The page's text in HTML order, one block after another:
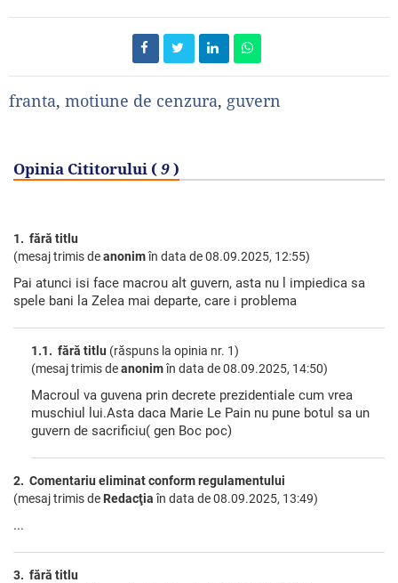
franta, motiune de cenzura, guvern
Opinia Cititorului (9)
1. fără titlu
(mesaj trimis deanonimîn data de08.09.2025, 12:55)
Pai atunci isi face macrou alt guvern, asta nu l impiedica sa
spele bani la Zelea mai departe, care i problema
1.1. fără titlu (răspuns la opinia nr. 1)
(mesaj trimis deanonimîn data de08.09.2025, 14:50)
Macroul va guvena prin decrete prezidentiale cum vrea
muschiul lui.Asta daca Marie Le Pain nu pune botul sa un
guvern de sacrificiu( gen Boc poc)
2. Comentariu eliminat conform regulamentului
(mesaj trimis de Redacţia în data de08.09.2025, 13:49)
...
3. fără titlu